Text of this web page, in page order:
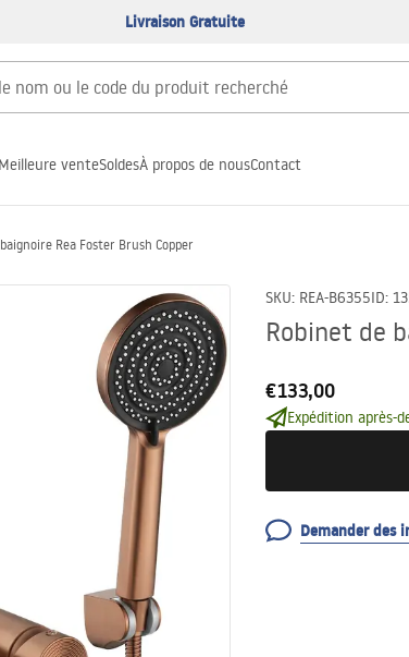
Livraison Gratuite
Meilleure venteSoldesÀ propos de nousContact
Rea Foster Brush Copper
SKU: REA-B6355ID:
Robinet de
€133,00
Expédition après-
Demander des